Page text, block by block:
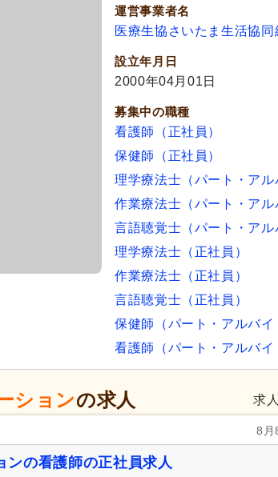
運営事業者名
医療生協さいたま生活協同
設立年月日
2000年04月01日
募集中の職種
看護師（正社員）
保健師（正社員）
理学療法士（パート・アル
作業療法士（パート・アル
言語聴覚士（パート・アル
理学療法士（正社員）
作業療法士（正社員）
言語聴覚士（正社員）
保健師（パート・アルバイ
看護師（パート・アルバイ
ションの求人 求
8月
ンの看護師の正社員求人